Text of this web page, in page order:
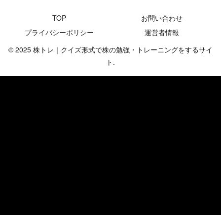
TOP
お問い合わせ
プライバシーポリシー
運営者情報
© 2025 株トレ｜クイズ形式で株の勉強・トレーニングをするサイ
ト.